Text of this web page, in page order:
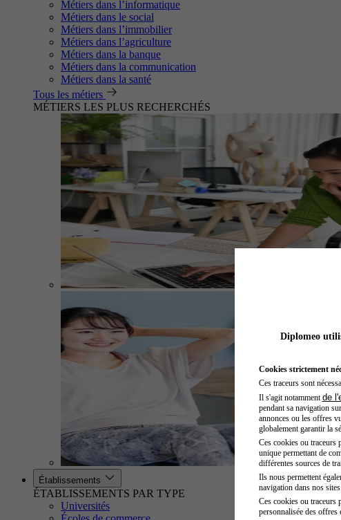
Métiers dans l’informatique
Métiers dans le social
Métiers dans l’immobilier
Métiers dans l’agriculture
Métiers dans la banque
Métiers dans la communication
Métiers dans la santé
Tous les métiers
MÉTIERS LES PLUS RECHERCHÉS
Établissements
ÉTABLISSEMENTS PAR TYPE
Universités
Diplomeo
Cookies strictement
Ces traceurs sont
Il s'agit notamment de
pendant sa navigation
annonces ou les offres
globalement garantir la
Ces cookies ou traceurs
unique permettant de
différentes sources de
Ils nous permettent
navigation dans nos
Ces cookies ou traceurs
personnalisée des offres